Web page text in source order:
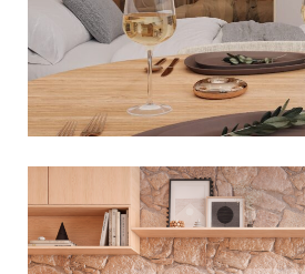
Apartamentos,Decoração